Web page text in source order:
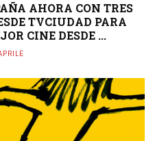
AHORA CON TRES
TVCIUDAD PARA
CINE DESDE ...